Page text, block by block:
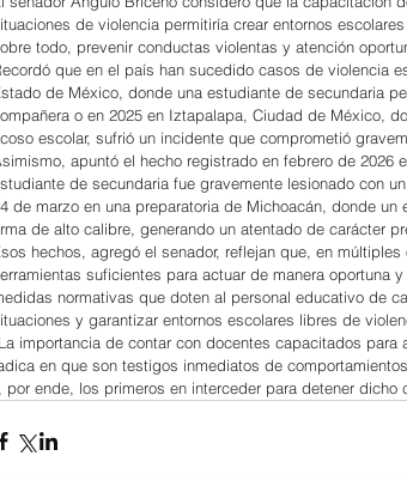
de violencia permitiría crear entornos
todo, prevenir conductas violentas y atención
que en el país han sucedido casos de violencia
de México, donde una estudiante de secundaria
o en 2025 en Iztapalapa, Ciudad de México,
escolar, sufrió un incidente que comprometió
apuntó el hecho registrado en febrero de 2026
de secundaria fue gravemente lesionado con
de marzo en una preparatoria de Michoacán, donde
de alto calibre, generando un atentado de carácter
hechos, agregó el senador, reflejan que, en
suficientes para actuar de manera oportuna
normativas que doten al personal educativo de
y garantizar entornos escolares libres de
importancia de contar con docentes capacitados
en que son testigos inmediatos de
por ende, los primeros en interceder para detener dicho